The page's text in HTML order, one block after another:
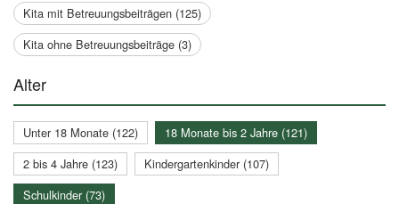
Kita mit Betreuungsbeiträgen (125)
Kita ohne Betreuungsbeiträge (3)
Alter
Unter 18 Monate (122)
18 Monate bis 2 Jahre (121)
2 bis 4 Jahre (123)
Kindergartenkinder (107)
Schulkinder (73)